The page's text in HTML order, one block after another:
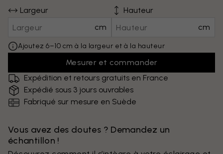
Largeur
cm
Hauteur
cm
Ajoutez 6–10 cm à la largeur et à la hauteur
Mesurer et commander
Expédition et retours gratuits en France
Expédié sous 3 jours ouvrables
Fabriqué sur mesure en Suède
Vous avez des doutes ? Demandez un
échantillon !